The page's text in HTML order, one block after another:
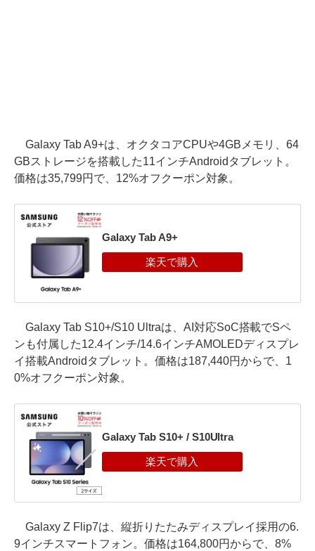
Galaxy Tab A9+は、オクタコアCPUや4GBメモリ、64
GBストレージを搭載した11インチAndroidタブレット。
価格は35,799円で、12%オフクーポン対象。
Galaxy Tab A9+
Galaxy Tab S10+/S10 Ultraは、AI対応SoC搭載でSペ
ンも付属した12.4インチ/14.6インチAMOLEDディスプレ
イ搭載Androidタブレット。価格は187,440円からで、1
0%オフクーポン対象。
Galaxy Tab S10+ / S10Ultra
Galaxy Z Flip7は、縦折りたたみディスプレイ採用の6.
9インチスマートフォン。価格は164,800円からで、8%